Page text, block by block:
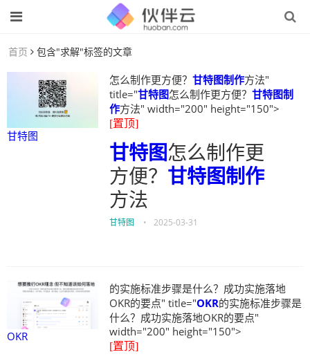
首页 包含"求解"标签的文章
甘特图
怎么制作更方便？ 甘特图制作方法"
title="甘特图怎么制作更方便？ 甘特图制
作方法" width="200" height="150">
[置顶]
甘特图怎么制作更
方便？ 甘特图制作
方法
甘特图 • 2025-03-31
OKR
的实施标准步骤是什么？成功实施落地
OKR的要点" title="OKR的实施标准步骤是
什么？成功实施落地OKR的要点"
width="200" height="150">
[置顶]